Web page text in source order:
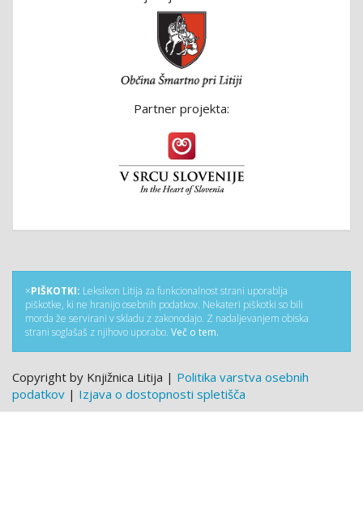
Partner projekta:
×PIŠKOTKI: Leksikon Litija za funkcionalnost strani uporablja
piškotke, ki ne hranijo osebnih podatkov. Nekateri piškotki so bili
morda že servirani v skladu z zakonodajo. Z nadaljevanjem obiska
strani soglašaš z njihovo uporabo. Več o tem.
Copyright by Knjižnica Litija | Politika varstva osebnih
podatkov | Izjava o dostopnosti spletišča